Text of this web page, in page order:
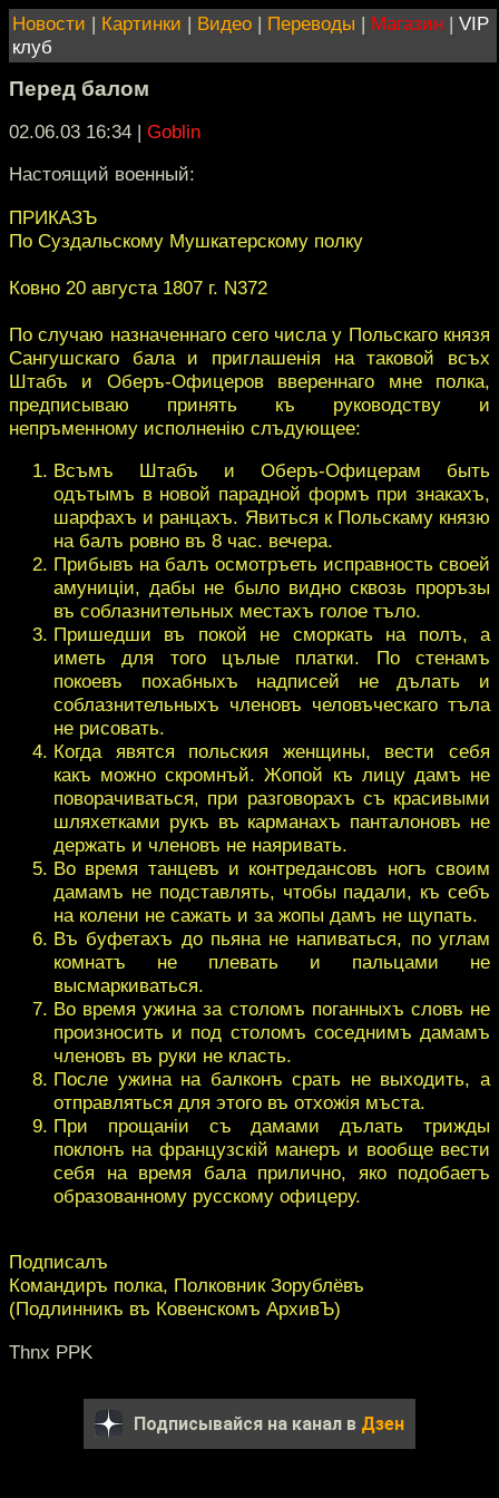
Новости | Картинки | Видео | Переводы | Магазин | VIP
клуб
Перед балом
02.06.03 16:34 | Goblin
Настоящий военный:
ПРИКАЗЪ
По Суздальскому Мушкатерскому полку
Ковно 20 августа 1807 г. N372
По случаю назначеннаго сего числа у Польскаго князя
Сангушскаго бала и приглашенiя на таковой всъх
Штабъ и Оберъ-Офицеров ввереннаго мне полка,
предписываю принять къ руководству и
непръменному исполненiю слъдующее:
Всъмъ Штабъ и Оберъ-Офицерам быть
одътымъ в новой парадной формъ при знакахъ,
шарфахъ и ранцахъ. Явиться к Польскаму князю
на балъ ровно въ 8 час. вечера.
Прибывъ на балъ осмотръеть исправность своей
амуницiи, дабы не было видно сквозь проръзы
въ соблазнительных местахъ голое тъло.
Пришедши въ покой не сморкать на полъ, а
иметь для того цълые платки. По стенамъ
покоевъ похабныхъ надписей не дълать и
соблазнительныхъ членовъ человъческаго тъла
не рисовать.
Когда явятся польския женщины, вести себя
какъ можно скромнъй. Жопой къ лицу дамъ не
поворачиваться, при разговорахъ съ красивыми
шляхетками рукъ въ карманахъ панталоновъ не
держать и членовъ не наяривать.
Во время танцевъ и контредансовъ ногъ своим
дамамъ не подставлять, чтобы падали, къ себъ
на колени не сажать и за жопы дамъ не щупать.
Въ буфетахъ до пьяна не напиваться, по углам
комнатъ не плевать и пальцами не
высмаркиваться.
Во время ужина за столомъ поганныхъ словъ не
произносить и под столомъ соседнимъ дамамъ
членовъ въ руки не класть.
После ужина на балконъ срать не выходить, а
отправляться для этого въ отхожiя мъста.
При прощанiи съ дамами дълать трижды
поклонъ на французскiй манеръ и вообще вести
себя на время бала прилично, яко подобаетъ
образованному русскому офицеру.
Подписалъ
Командиръ полка, Полковник Зорублёвъ
(Подлинникъ въ Ковенскомъ АрхивЪ)
Thnx PPK
Подписывайся на канал в Дзен